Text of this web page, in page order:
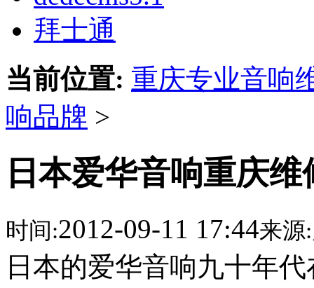
拜士通
当前位置: 重庆专业音响
响品牌 >
日本爱华音响重庆
时间:2012-09-11 17:44来源:
日本的爱华音响九十年